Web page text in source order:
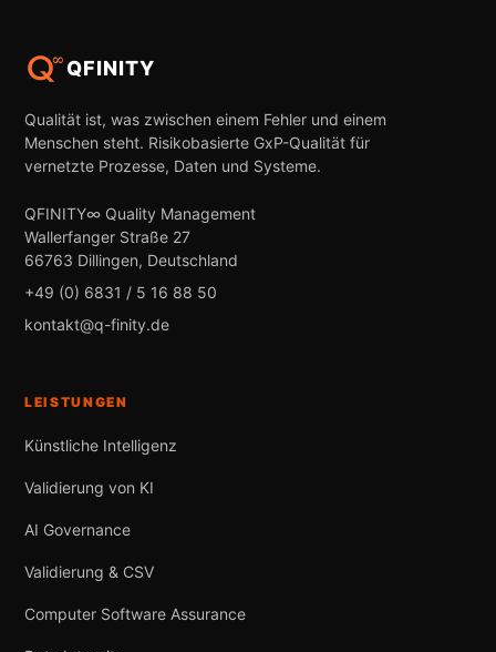
QFINITY
Qualität ist, was zwischen einem Fehler und einem
Menschen steht. Risikobasierte GxP-Qualität für
vernetzte Prozesse, Daten und Systeme.
QFINITY∞ Quality Management
Wallerfanger Straße 27
66763 Dillingen, Deutschland
+49 (0) 6831 / 5 16 88 50
kontakt@q-finity.de
LEISTUNGEN
Künstliche Intelligenz
Validierung von KI
AI Governance
Validierung & CSV
Computer Software Assurance